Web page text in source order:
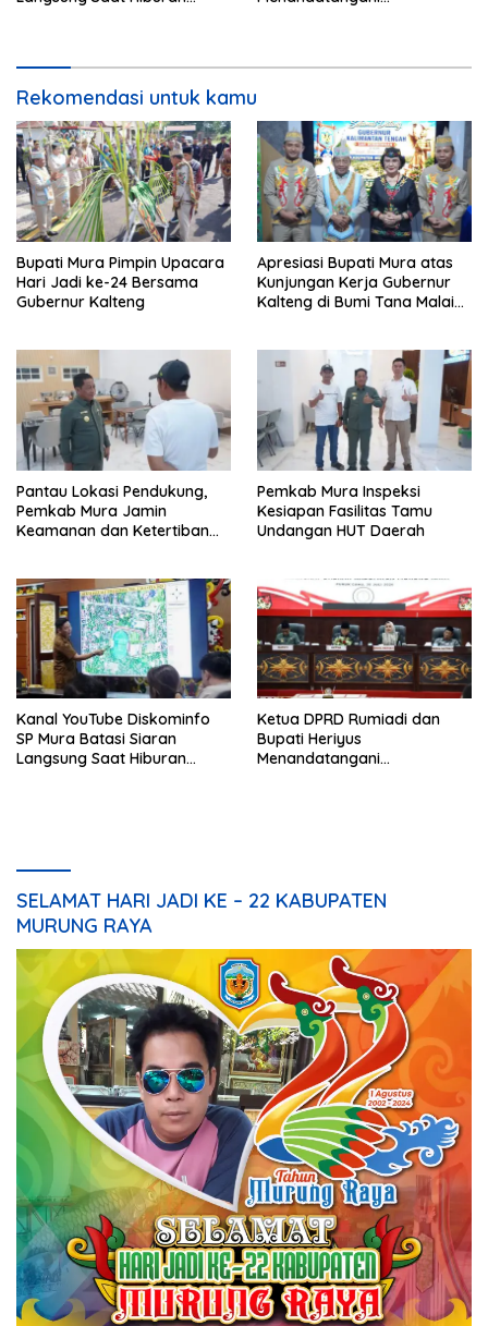
Rekomendasi untuk kamu
Bupati Mura Pimpin Upacara
Hari Jadi ke-24 Bersama
Gubernur Kalteng
Apresiasi Bupati Mura atas
Kunjungan Kerja Gubernur
Kalteng di Bumi Tana Malai
Pantau Lokasi Pendukung,
Pemkab Mura Jamin
Keamanan dan Ketertiban
Pemkab Mura Inspeksi
Kesiapan Fasilitas Tamu
Undangan HUT Daerah
Kanal YouTube Diskominfo
SP Mura Batasi Siaran
Langsung Saat Hiburan
Ketua DPRD Rumiadi dan
Bupati Heriyus
Menandatangani
SELAMAT HARI JADI KE – 22 KABUPATEN
MURUNG RAYA